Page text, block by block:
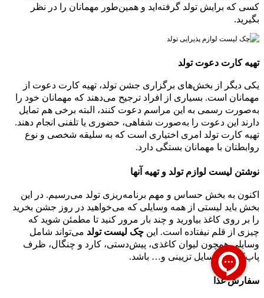
کسی که برایش تولد گرفته‌اید و همین‌طور مهمانان را در نظر
بگیرید.
تهیه کارت دعوت تولد
یکی دیگر از بخش‌های برگزاری جشن تولد، تهیه کارت دعوت از
مهمانان است. بسیاری از افراد ترجیح می‌دهند که مهمانان خود را
به‌صورت رسمی به این مراسم دعوت کنند، البته برخی هم تمایل
دارند این دعوت را به‌صورت شفاهی، حضوری یا تلفنی انجام دهند.
تهیه کارت تولد امری اختیاری است که به سلیقه شخصی و نوع
روابطتان با مهمانان بستگی دارد.
نوشتن لیست لوازم تولد و تهیه آنها
اکنون به بخش حساس و مهم برنامه‌ریزی تولد می‌رسیم. در این
بخش باید لیستی از همه وسایلی که می‌خواهید در روز جشن بخرید
را بر روی کاغذ بیاورید و چند بار مرور کنید تا مطمئن شوید که
چیزی از قلم نیفتاده است. این چک لیست تولد می‌تواند شامل
وسایلی همچون لیوان کاغذی، پیش‌دستی، کارد و چنگال، ظرف
پاپ‌کورن، وسایل تزیینی و… باشد.
سفارش غذا